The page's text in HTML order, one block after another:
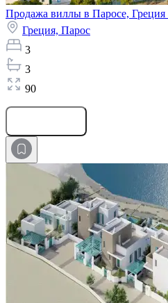
Продажа виллы в Паросе, Греция
Греция, Парос
3
3
90